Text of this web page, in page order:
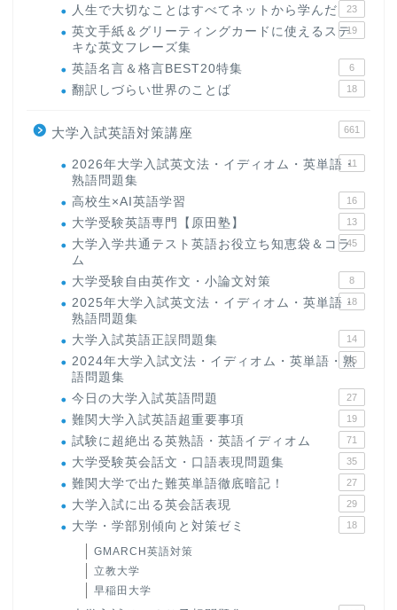
人生で大切なことはすべてネットから学んだ 23
英文手紙＆グリーティングカードに使えるステ
キな英文フレーズ集
19
英語名言＆格言BEST20特集 6
翻訳しづらい世界のことば 18
大学入試英語対策講座 661
2026年大学入試英文法・イディオム・英単語・
熟語問題集
11
高校生×AI英語学習 16
大学受験英語専門【原田塾】 13
大学入学共通テスト英語お役立ち知恵袋＆コラ
ム
45
大学受験自由英作文・小論文対策 8
2025年大学入試英文法・イディオム・英単語・
熟語問題集
18
大学入試英語正誤問題集 14
2024年大学入試文法・イディオム・英単語・熟
語問題集
15
今日の大学入試英語問題 27
難関大学入試英語超重要事項 19
試験に超絶出る英熟語・英語イディオム 71
大学受験英会話文・口語表現問題集 35
難関大学で出た難英単語徹底暗記！ 27
大学入試に出る英会話表現 29
大学・学部別傾向と対策ゼミ 18
GMARCH英語対策
立教大学
早稲田大学